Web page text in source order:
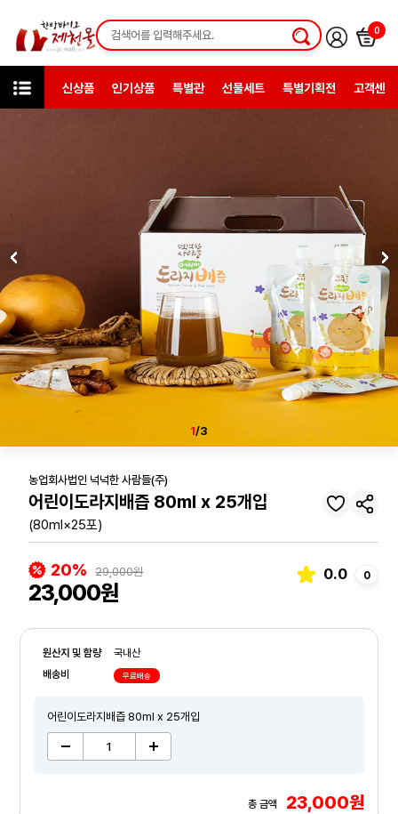
0
신상품 인기상품 특별관 선물세트 특별기획전 고객센터
1/3
농업회사법인 넉넉한 사람들(주)
어린이도라지배즙 80ml x 25개입
(80ml×25포)
20% 29,000원
23,000원
0.0 0
원산지 및 함량
국내산
배송비
무료배송
어린이도라지배즙 80ml x 25개입
총 금액 23,000원